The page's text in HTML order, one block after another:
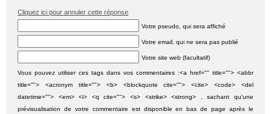
Cliquez ici pour annuler cette réponse
Votre pseudo, qui sera affiché
Votre email, qui ne sera pas publié
Votre site web (facultatif)
Vous pouvez utiliser ces tags dans vos commentaires :<a href="" title=""> <abbr
title=""> <acronym title=""> <b> <blockquote cite=""> <cite> <code> <del
datetime=""> <em> <i> <q cite=""> <s> <strike> <strong> , sachant qu'une
prévisualisation de votre commentaire est disponible en bas de page après le